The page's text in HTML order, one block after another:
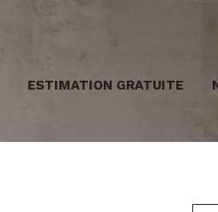
ESTIMATION GRATUITE